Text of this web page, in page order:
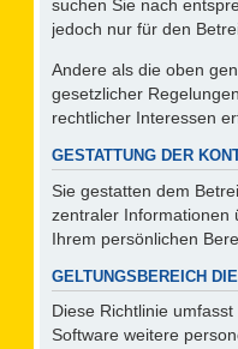
suchen Sie nach
jedoch nur für den
Andere als die oben
gesetzlicher
rechtlicher Interessen
GESTATTUNG DER
Sie gestatten dem
zentraler Informationen
Ihrem persönlichen
GELTUNGSBEREICH
Diese Richtlinie
Software weitere